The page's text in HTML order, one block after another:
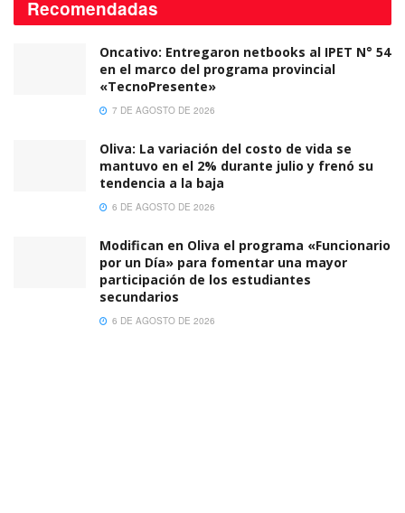
Recomendadas
Oncativo: Entregaron netbooks al IPET N° 54
en el marco del programa provincial
«TecnoPresente»
7 DE AGOSTO DE 2026
Oliva: La variación del costo de vida se
mantuvo en el 2% durante julio y frenó su
tendencia a la baja
6 DE AGOSTO DE 2026
Modifican en Oliva el programa «Funcionario
por un Día» para fomentar una mayor
participación de los estudiantes
secundarios
6 DE AGOSTO DE 2026